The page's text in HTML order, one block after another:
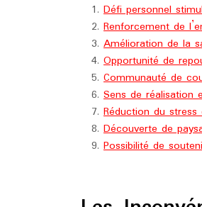
Défi personnel
Renforcement de
Amélioration de la
Opportunité de
Communauté de
Sens de réalisation
Réduction du
Découverte de
Possibilité de